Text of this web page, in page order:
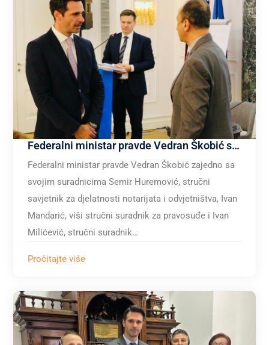
Federalni ministar pravde Vedran Škobić sudjelovao je na regionalnoj konferenciji pod nazivom „Uloga Notara u Gospodarskom pravu“ održanoj u Tirani
Federalni ministar pravde Vedran Škobić zajedno sa
svojim suradnicima Semir Huremović, stručni
savjetnik za djelatnosti notarijata i odvjetništva, Ivan
Mandarić, viši stručni suradnik za pravosuđe i Ivan
Milićević, stručni suradnik…
Pročitajte više